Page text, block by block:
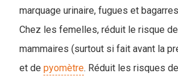
marquage urinaire, fugues et
Chez les femelles, réduit le risque
mammaires (surtout si fait avant la
et de pyomètre. Réduit les risques